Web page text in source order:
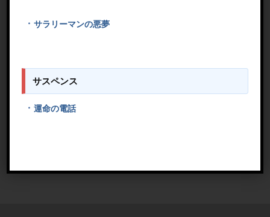
サラリーマンの悪夢
サスペンス
運命の電話